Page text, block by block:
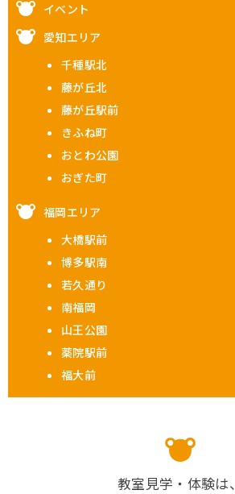
イベント
愛知エリア
千種駅北
藤が丘北
藤が丘駅前
きふね町
おとわ公園
おぎた町
福岡エリア
大橋駅前
博多駅南
若久通り
南福岡
山王公園
薬院駅前
福大前
教室見学・体験は、